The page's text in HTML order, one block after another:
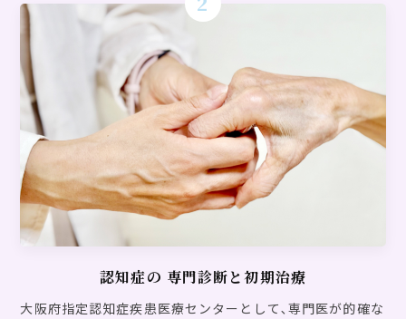
令和7年6月16日からの面会について
2025.05.29 お知らせ
送迎バス増便（JR新家駅 南海吉見ノ里駅方面）のお知らせ
2025.04.01 お知らせ
脳ドック検査 再開のお知らせ
入院時食事療養費の負担額の変更について
認知症の 専門診断と初期治療
大阪府指定認知症疾患医療センターとして､専門医が的確な